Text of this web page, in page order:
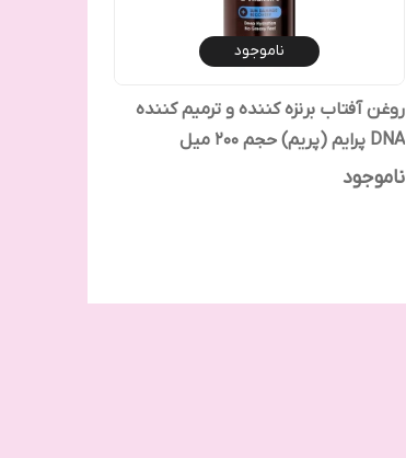
ناموجود
روغن آفتاب برنزه کننده و ترمیم کننده
DNA پرایم (پریم) حجم 200 میل
ناموجود